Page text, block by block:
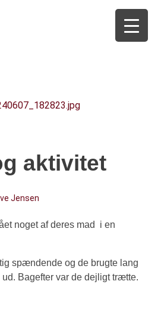
aktivitet
Jensen
noget af deres mad i en
spændende og de brugte lang
Bagefter var de dejligt trætte.